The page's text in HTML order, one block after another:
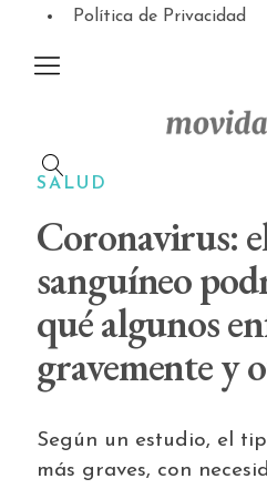
Política de Privacidad
SALUD
Coronavirus:
sanguíneo
qué algunos
gravemente y
Según un estudio, el
más graves, con